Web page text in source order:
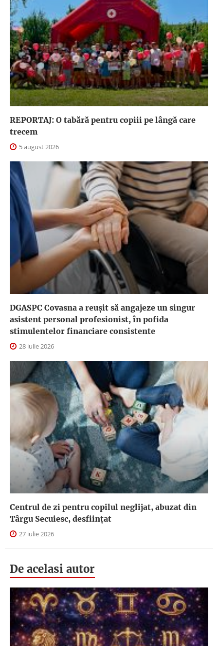
REPORTAJ: O tabără pentru copiii pe lângă care
trecem
5 august 2026
DGASPC Covasna a reuşit să angajeze un singur
asistent personal profesionist, în pofida
stimulentelor financiare consistente
28 iulie 2026
Centrul de zi pentru copilul neglijat, abuzat din
Târgu Secuiesc, desfiinţat
27 iulie 2026
De acelasi autor